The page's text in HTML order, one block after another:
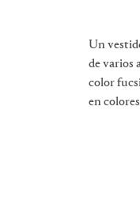
Un
de varios
color
en